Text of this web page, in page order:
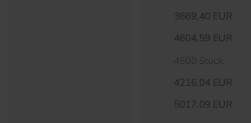
3869,40 EUR
4604,59 EUR
4216,04 EUR
5017,09 EUR